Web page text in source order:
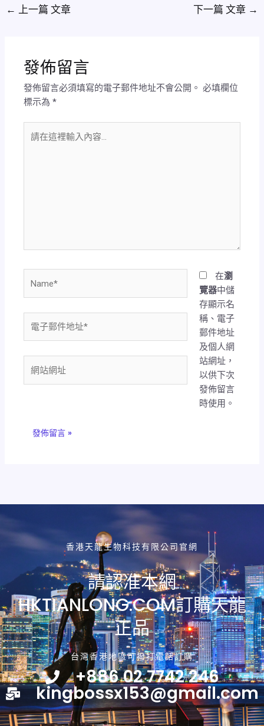
← 上一篇 文章 下一篇 文章 →
發佈留言
發佈留言必須填寫的電子郵件地址不會公開。 必填欄位
標示為*
在
子
地
站
在瀏
覽器中儲
存顯示名
稱、電子
郵件地址
及個人網
站網址，
以供下次
發佈留言
時使用。
香港天龍生物科技有限公司官網
請認准本網
HKTIANLONG.COM訂購天龍
正品
台灣香港地區可撥打電話訂購
+886 02 7742 246
kingbossx153@gmail.com